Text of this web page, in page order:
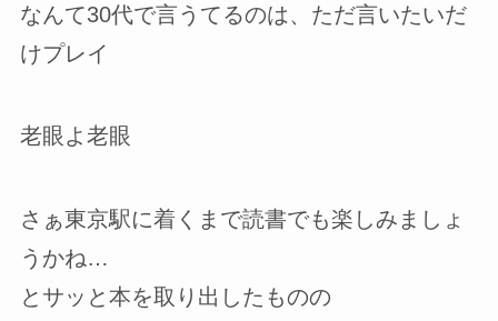
なんて30代で言うてるのは、ただ言いたいだ
けプレイ
老眼よ老眼
さぁ東京駅に着くまで読書でも楽しみましょ
うかね…
とサッと本を取り出したものの